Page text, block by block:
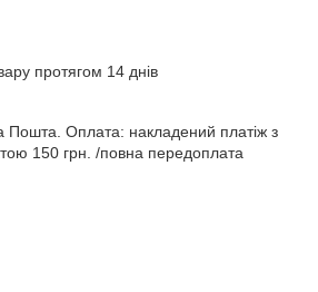
протягом 14 днів
Пошта. Оплата: накладений платіж з
150 грн. /повна передоплата